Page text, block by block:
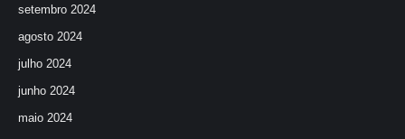
setembro 2024
agosto 2024
julho 2024
junho 2024
maio 2024